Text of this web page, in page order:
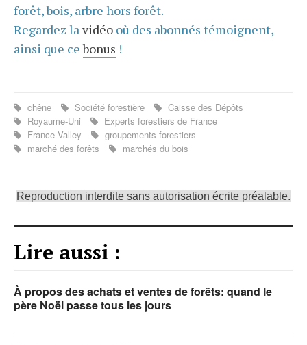
forêt, bois, arbre hors forêt.
Regardez lavidéo où des abonnés témoignent,
ainsi que cebonus !
chêne Société forestière
Caisse des Dépôts
Royaume-Uni
Experts forestiers de France
France Valley
groupements forestiers
marché des forêts
marchés du bois
Reproduction interdite sans autorisation écrite préalable.
Lire aussi :
À propos des achats et ventes de forêts: quand le
père Noël passe tous les jours